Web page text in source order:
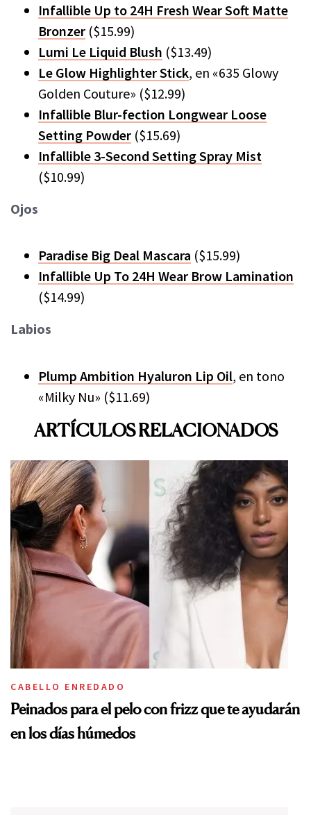
Infallible Up to 24H Fresh Wear Soft Matte
Bronzer ($15.99)
Lumi Le Liquid Blush ($13.49)
Le Glow Highlighter Stick, en «635 Glowy
Golden Couture» ($12.99)
Infallible Blur-fection Longwear Loose
Setting Powder ($15.69)
Infallible 3-Second Setting Spray Mist
($10.99)
Ojos
Paradise Big Deal Mascara ($15.99)
Infallible Up To 24H Wear Brow Lamination
($14.99)
Labios
Plump Ambition Hyaluron Lip Oil, en tono
«Milky Nu» ($11.69)
ARTÍCULOS RELACIONADOS
CABELLO ENREDADO
Peinados para el pelo con frizz que te ayudarán
en los días húmedos